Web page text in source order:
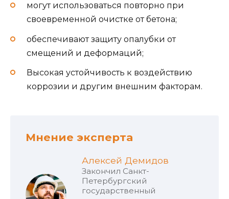
могут использоваться повторно при
своевременной очистке от бетона;
обеспечивают защиту опалубки от
смещений и деформаций;
Высокая устойчивость к воздействию
коррозии и другим внешним факторам.
Мнение эксперта
Алексей Демидов
Закончил Санкт-
Петербургский
государственный